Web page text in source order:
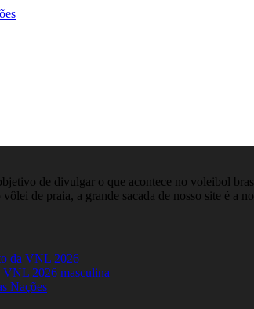
de divulgar o que acontece no voleibol
de praia, a grande sacada de nosso site é a
da VNL 2026
VNL 2026 masculina
Nações